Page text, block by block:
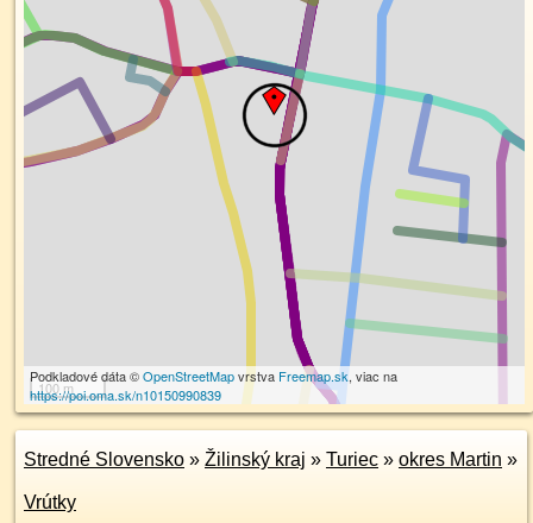
100 m
Podkladové dáta ©OpenStreetMapvrstva Freemap.sk, viac na
https://poi.oma.sk/n10150990839
Stredné Slovensko » Žilinský kraj » Turiec » okres Martin »
Vrútky